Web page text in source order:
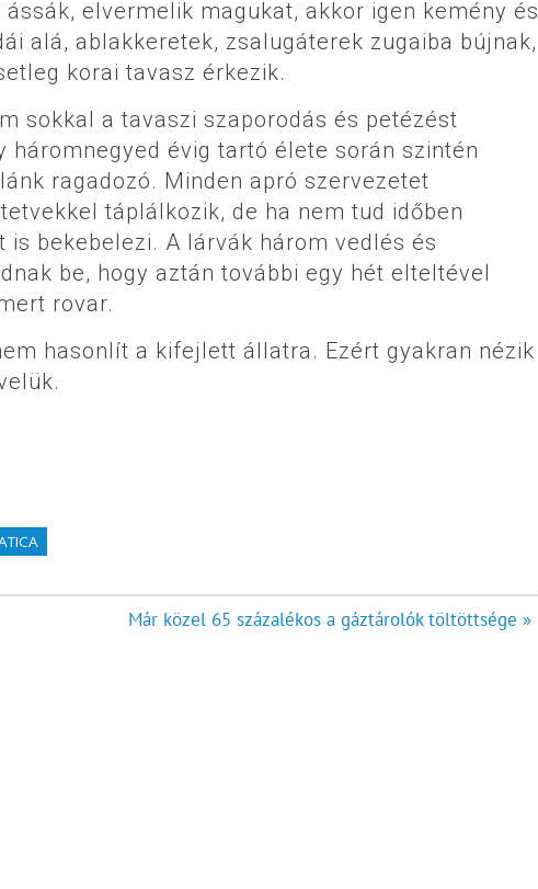
elvermelik magukat, akkor igen kemény és
alá, ablakkeretek, zsalugáterek zugaiba bújnak,
korai tavasz érkezik.
sokkal a tavaszi szaporodás és petézést
évig tartó élete során szintén
ragadozó. Minden apró szervezetet
táplálkozik, de ha nem tud időben
bekebelezi. A lárvák három vedlés és
be, hogy aztán további egy hét elteltével
rovar.
hasonlít a kifejlett állatra. Ezért gyakran nézik
Már közel 65 százalékos a gáztárolók töltöttsége »